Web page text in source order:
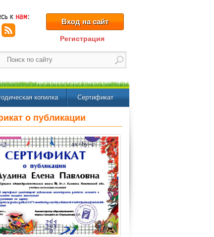
Вход на сайт
Регистрация
копилка Сертификат
о публикации